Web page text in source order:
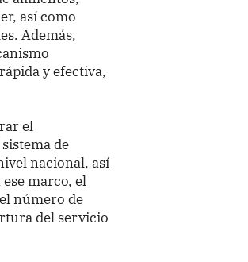
así como
Además,
y efectiva,
el
de
nacional, así
marco, el
número de
del servicio